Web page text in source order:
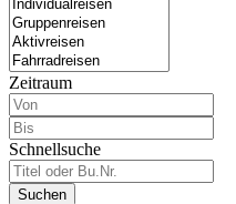
Zeitraum
Schnellsuche
Suchen